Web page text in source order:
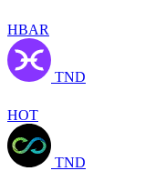
HBAR
TND
HOT
TND